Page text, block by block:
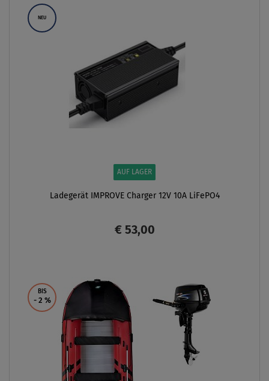
NEU
AUF LAGER
Ladegerät IMPROVE Charger 12V 10A LiFePO4
€ 53,00
ANZEIGEN
BIS
- 2 %